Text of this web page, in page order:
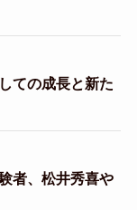
ての成長と新た
者、松井秀喜や